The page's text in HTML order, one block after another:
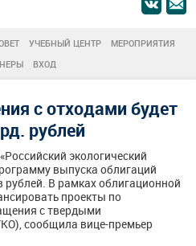
УЧЕБНЫЙ ЦЕНТР
МЕРОПРИЯТИЯ
ВХОД
с отходами будет
рублей
экологический
выпуска облигаций
В рамках облигационной
проекты по
с твердыми
сообщила вице-премьер